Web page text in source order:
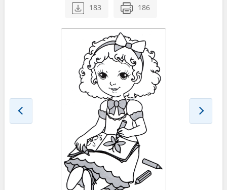
183 186